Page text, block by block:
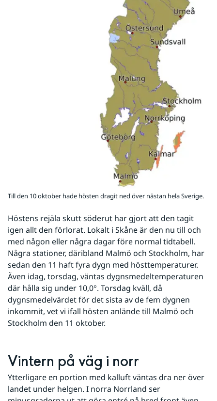
Till den 10 oktober hade hösten dragit ned över nästan hela Sverige.
Höstens rejäla skutt söderut har gjort att den tagit
igen allt den förlorat. Lokalt i Skåne är den nu till och
med någon eller några dagar före normal tidtabell.
Några stationer, däribland Malmö och Stockholm, har
sedan den 11 haft fyra dygn med hösttemperaturer.
Även idag, torsdag, väntas dygnsmedeltemperaturen
där hålla sig under 10,0°. Torsdag kväll, då
dygnsmedelvärdet för det sista av de fem dygnen
inkommit, vet vi ifall hösten anlände till Malmö och
Stockholm den 11 oktober.
Vintern på väg i norr
Ytterligare en portion med kalluft väntas dra ner över
landet under helgen. I norra Norrland ser